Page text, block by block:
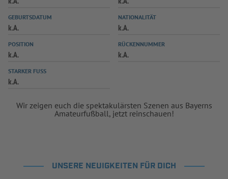
SPIELPLUS
GEBURTSDATUM
k.A.
NATIONALITÄT
k.A.
POSITION
k.A.
RÜCKENNUMMER
k.A.
STARKER FUSS
k.A.
Wir zeigen euch die spektakulärsten Szenen aus Bayerns
Amateurfußball, jetzt reinschauen!
UNSERE NEUIGKEITEN FÜR DICH